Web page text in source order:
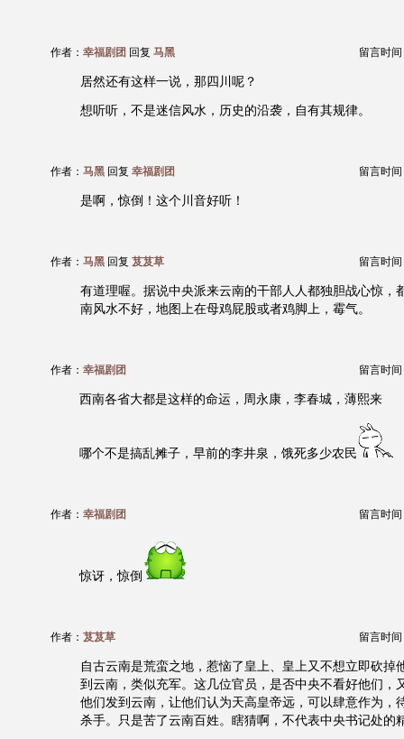
作者： 幸福剧团 回复 马黑 留言时间
居然还有这样一说，那四川呢？
想听听，不是迷信风水，历史的沿袭，自有其规律。
作者： 马黑 回复 幸福剧团 留言时间
是啊，惊倒！这个川音好听！
作者： 马黑 回复 芨芨草 留言时间
有道理喔。据说中央派来云南的干部人人都独胆战心惊，
南风水不好，地图上在母鸡屁股或者鸡脚上，霉气。
作者： 幸福剧团 留言时间
西南各省大都是这样的命运，周永康，李春城，薄熙来
哪个不是搞乱摊子，早前的李井泉，饿死多少农民
作者： 幸福剧团 留言时间
惊讶，惊倒
作者： 芨芨草 留言时间
自古云南是荒蛮之地，惹恼了皇上、皇上又不想立即砍掉
到云南，类似充军。这几位官员，是否中央不看好他们，
他们发到云南，让他们认为天高皇帝远，可以肆意作为，
杀手。只是苦了云南百姓。瞎猜啊，不代表中央书记处的